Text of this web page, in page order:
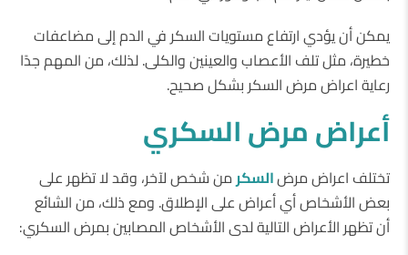
يمكن أن يؤدي ارتفاع مستويات السكر في الدم إلى مضاعفات
خطيرة، مثل تلف الأعصاب والعينين والكلى. لذلك، من المهم جدًا
رعاية اعراض مرض السكر بشكل صحيح.
أعراض مرض السكري
تختلف اعراض مرضالسكر من شخص لآخر، وقد لا تظهر على
بعض الأشخاص أي أعراض على الإطلاق. ومع ذلك، من الشائع
أن تظهر الأعراض التالية لدى الأشخاص المصابين بمرض السكري: